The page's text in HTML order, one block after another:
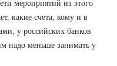
мероприятий из этого
какие счета, кому и в
у российских банков
надо меньше занимать у